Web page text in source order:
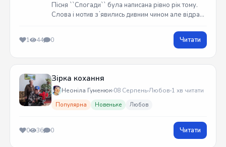
Пісня ``Спогади`` була написана рівно рік тому.
Слова і мотив зʼявились дивним чином але відразу
1 44 0 Читати
Зірка кохання
Неоніла Гуменюк 08 СерпеньЛюбов 1 хв читати
Популярна Новеньке Любов
0 36 0 Читати